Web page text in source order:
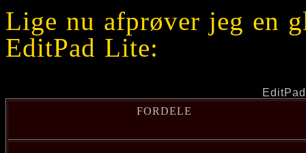
Lige nu afprøver jeg en
EditPad Lite:
FORDELE